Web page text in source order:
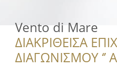
Vento di Mare
ΔΙΑΚΡΙΘΕΙΣΑ
ΔΙΑΓΩΝΙΣΜΟΥ ‘’